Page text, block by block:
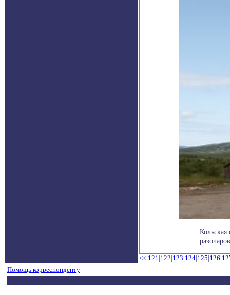
<< 121|122|123|124|125|126|
Помощь корреспонденту